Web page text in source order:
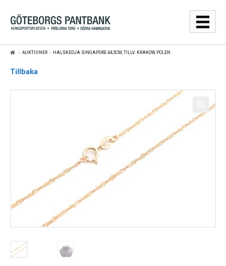
Hoppa
till
navigering
Hoppa
till
innehåll
GULDPRISER
KONTAKT
AUKTIONER HALSKEDJA SINGAPORE 44,5CM, TILLV. KRAKOW, POLEN
Tillbaka